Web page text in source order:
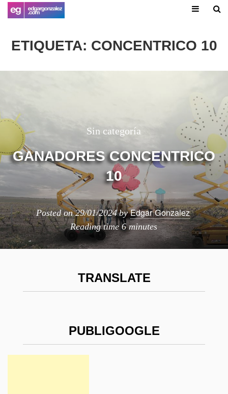
ETIQUETA: CONCENTRICO 10
Sin categoría
GANADORES CONCENTRICO
10
Posted on29/01/2024 byEdgar Gonzalez
Reading time6 minutes
TRANSLATE
PUBLIGOOGLE